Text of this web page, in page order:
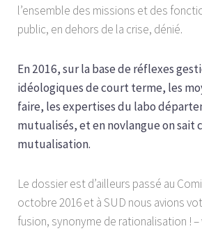
l’ensemble des missions et des
public, en dehors de la crise, dénié.
En 2016, sur la base de réflexes
idéologiques de court terme, les
faire, les expertises du labo
mutualisés, et en novlangue on sait
mutualisation.
Le dossier est d’ailleurs passé au
octobre 2016 et à SUD nous avions
fusion, synonyme de rationalisation ! –